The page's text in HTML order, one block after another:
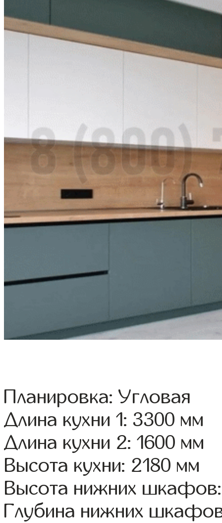
Планировка: Угловая
Длина кухни 1: 3300 мм
Длина кухни 2: 1600 мм
Высота кухни: 2180 мм
Высота нижних
Глубина нижних